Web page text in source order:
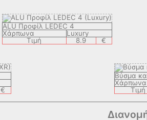
ALU Προφίλ LEDEC 4
Χάρπωνα
Luxury
Τιμή
8.9 €
€
Βύσμα
Χάρπωνα
Τιμή